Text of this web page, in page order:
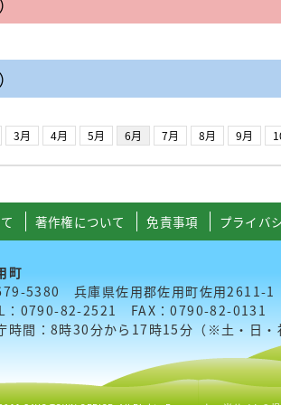
3月 4月 5月 6月 7月 8月 9月
著作権について 免責事項 プライバ
町
5380 兵庫県佐用郡佐用町佐用2611-1
：0790-82-2521 FAX：0790-82-0131
時間：8時30分から17時15分（※土・日・